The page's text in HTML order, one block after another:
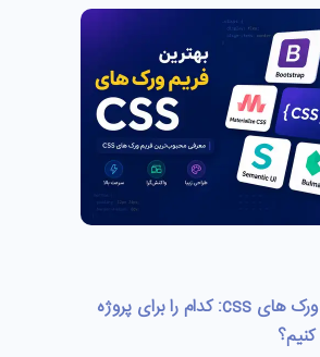
بهترین فریم ورک های css: کدام را برای پروژه